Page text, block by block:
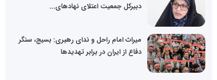
دبیرکل جمعیت اعتلای نهادهای...
میراث امام راحل و ندای رهبری: بسیج، سنگر
دفاع از ایران در برابر تهدیدها